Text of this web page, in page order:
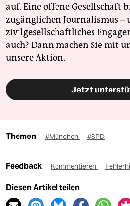
auf. Eine offene Gesellschaft
zugänglichen Journalismus –
zivilgesellschaftliches
auch? Dann machen Sie mit
unsere Aktion.
Jetzt
Themen #München #SPD
Feedback Kommentieren
Diesen Artikel teilen